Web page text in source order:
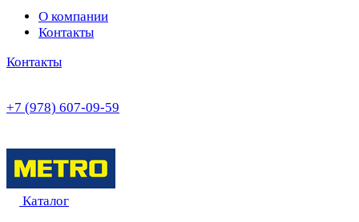
О компании
Контакты
Контакты
+7 (978) 607-09-59
Каталог